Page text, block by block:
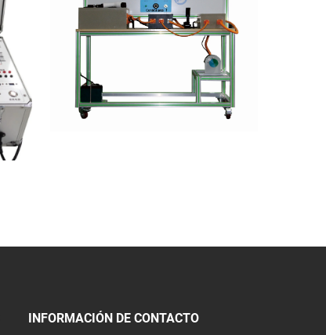
INFORMACIÓN DE CONTACTO